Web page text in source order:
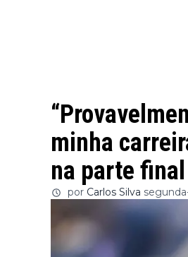
minha
na parte
por Carlos Silva